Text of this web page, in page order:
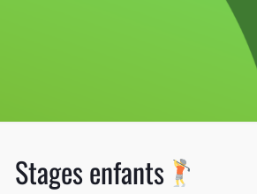
Stages enfants